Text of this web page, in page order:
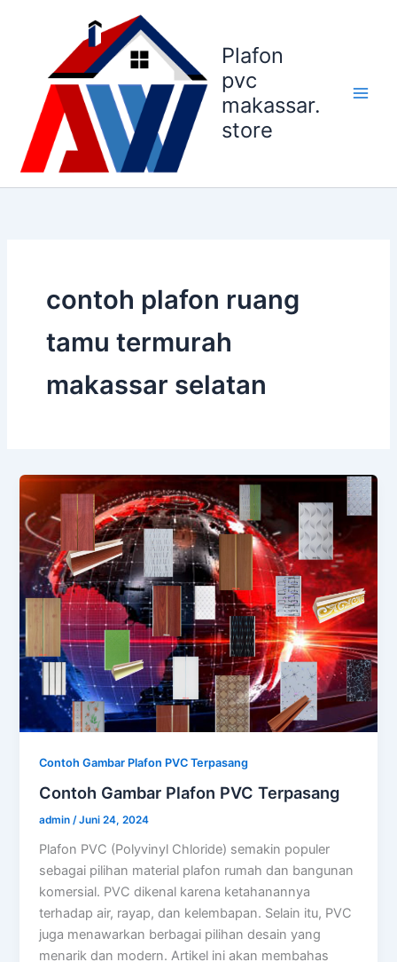
Plafon
pvc
makassar.
store
contoh plafon ruang
tamu termurah
makassar selatan
Contoh Gambar Plafon PVC Terpasang
Contoh Gambar Plafon PVC Terpasang
admin/Juni 24, 2024
Plafon PVC (Polyvinyl Chloride) semakin populer
sebagai pilihan material plafon rumah dan bangunan
komersial. PVC dikenal karena ketahanannya
terhadap air, rayap, dan kelembapan. Selain itu, PVC
juga menawarkan berbagai pilihan desain yang
menarik dan modern. Artikel ini akan membahas